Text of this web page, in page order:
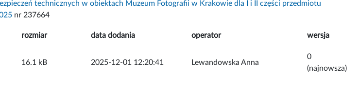
technicznych w obiektach Muzeum Fotografii w Krakowie dla I i II części przedmiotu
nr 237664
rozmiar data dodania operator wersja
16.1 kB 2025-12-01 12:20:41 Lewandowska Anna
0
(najnowsza)